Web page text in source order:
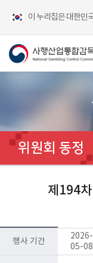
이 누리집은 대한민
위원회 동정
제194차
행사 기간
05-08